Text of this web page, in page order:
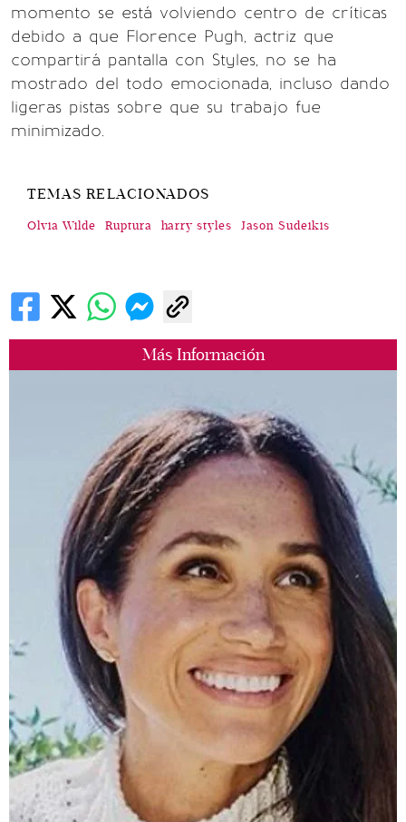
Más Información
momento se está volviendo centro de críticas
debido a que Florence Pugh, actriz que
compartirá pantalla con Styles, no se ha
mostrado del todo emocionada, incluso dando
ligeras pistas sobre que su trabajo fue
minimizado.
TEMAS RELACIONADOS
Olvia Wilde Ruptura harry styles Jason Sudeikis